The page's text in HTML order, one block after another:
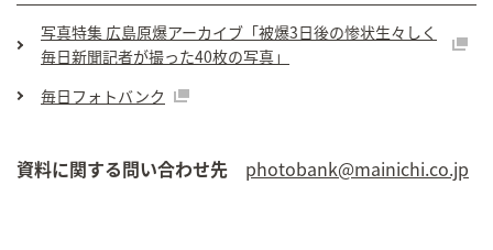
写真特集 広島原爆アーカイブ「被爆3日後の惨状生々しく
毎日新聞記者が撮った40枚の写真」
毎日フォトバンク
資料に関する問い合わせ先 photobank@mainichi.co.jp